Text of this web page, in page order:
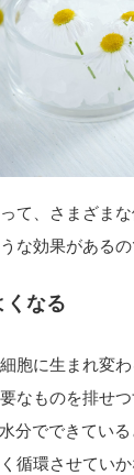
て、さまざま
な効果があるの
くなる
胞に生まれ変
なものを排せ
分でできてい
循環させてい